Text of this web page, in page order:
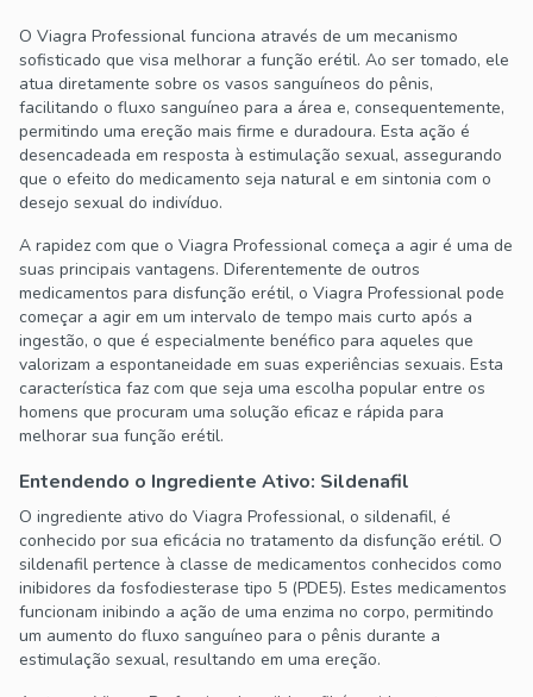
O Viagra Professional funciona através de um mecanismo
sofisticado que visa melhorar a função erétil. Ao ser tomado, ele
atua diretamente sobre os vasos sanguíneos do pênis,
facilitando o fluxo sanguíneo para a área e, consequentemente,
permitindo uma ereção mais firme e duradoura. Esta ação é
desencadeada em resposta à estimulação sexual, assegurando
que o efeito do medicamento seja natural e em sintonia com o
desejo sexual do indivíduo.
A rapidez com que o Viagra Professional começa a agir é uma de
suas principais vantagens. Diferentemente de outros
medicamentos para disfunção erétil, o Viagra Professional pode
começar a agir em um intervalo de tempo mais curto após a
ingestão, o que é especialmente benéfico para aqueles que
valorizam a espontaneidade em suas experiências sexuais. Esta
característica faz com que seja uma escolha popular entre os
homens que procuram uma solução eficaz e rápida para
melhorar sua função erétil.
Entendendo o Ingrediente Ativo: Sildenafil
O ingrediente ativo do Viagra Professional, o sildenafil, é
conhecido por sua eficácia no tratamento da disfunção erétil. O
sildenafil pertence à classe de medicamentos conhecidos como
inibidores da fosfodiesterase tipo 5 (PDE5). Estes medicamentos
funcionam inibindo a ação de uma enzima no corpo, permitindo
um aumento do fluxo sanguíneo para o pênis durante a
estimulação sexual, resultando em uma ereção.